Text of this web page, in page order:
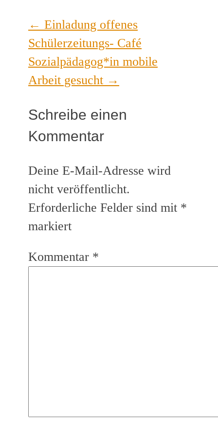
← Einladung offenes
Schülerzeitungs- Café
Sozialpädagog*in mobile
Arbeit gesucht →
Schreibe einen
Kommentar
Deine E-Mail-Adresse wird
nicht veröffentlicht.
Erforderliche Felder sind mit *
markiert
Kommentar *